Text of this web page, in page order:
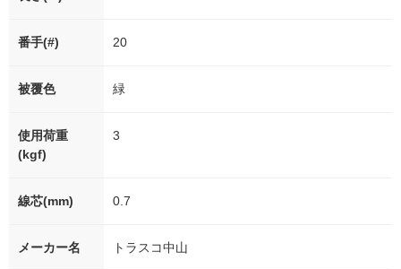
番手(#) 20
被覆色 緑
使用荷重
(kgf)
3
線芯(mm) 0.7
メーカー名 トラスコ中山